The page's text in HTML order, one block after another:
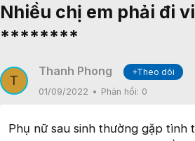
Nhiều chị em phải đi
********
T
Thanh Phong
+Theo dõi
01/09/2022
Phản hồi: 0
Phụ nữ sau sinh thường gặp